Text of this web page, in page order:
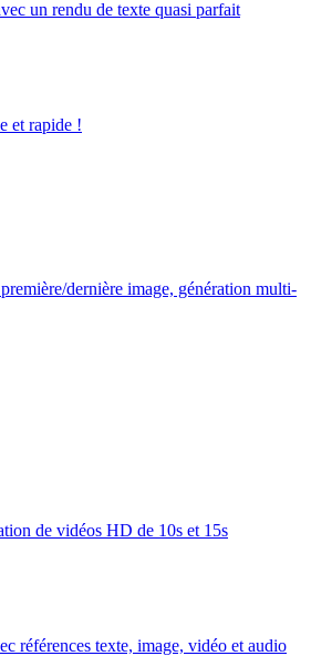
un rendu de texte quasi parfait
et rapide !
dernière image, génération multi-
de vidéos HD de 10s et 15s
références texte, image, vidéo et audio